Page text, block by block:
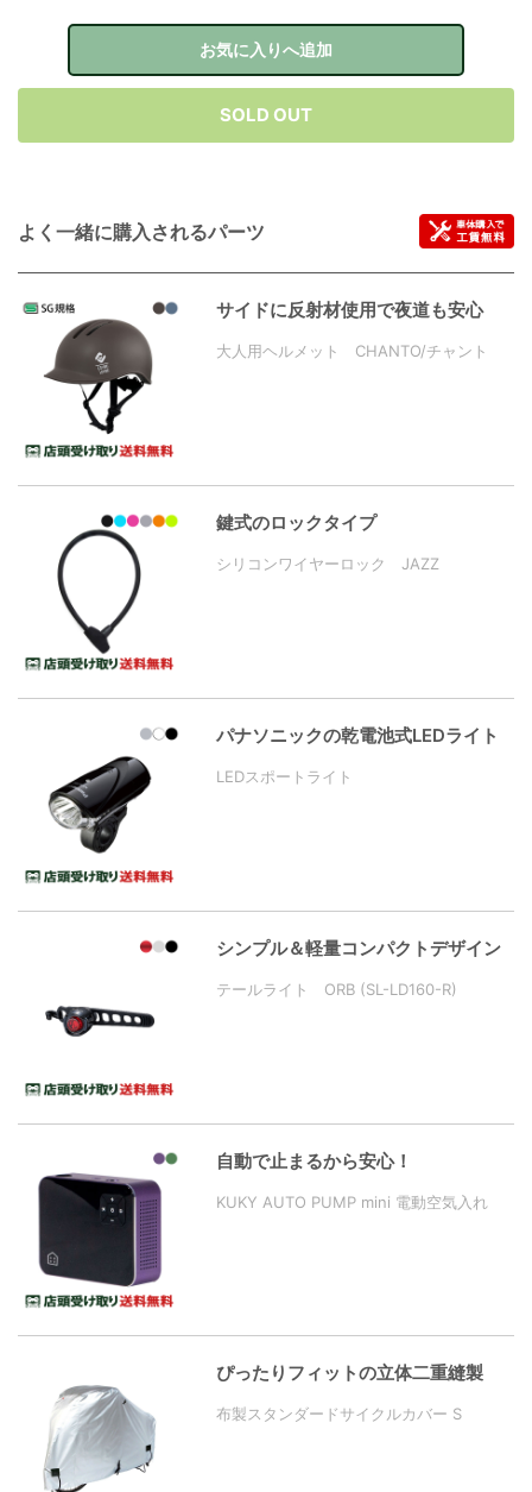
お気に入りへ追加
SOLD OUT
よく一緒に購入されるパーツ
サイドに反射材使用で夜道も安心
大人用ヘルメット CHANTO/チャント
鍵式のロックタイプ
シリコンワイヤーロック JAZZ
パナソニックの乾電池式LEDライト
LEDスポートライト
シンプル＆軽量コンパクトデザイン
テールライト ORB (SL-LD160-R)
自動で止まるから安心！
KUKY AUTO PUMP mini 電動空気入れ
ぴったりフィットの立体二重縫製
布製スタンダードサイクルカバー S